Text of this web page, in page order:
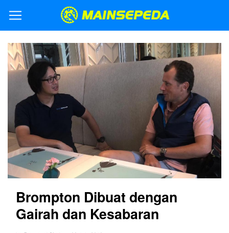
Brompton Dibuat dengan
Gairah dan Kesabaran